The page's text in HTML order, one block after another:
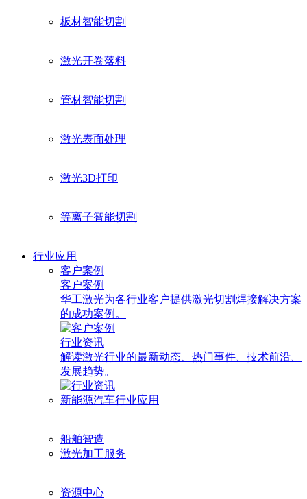
板材智能切割
激光开卷落料
管材智能切割
激光表面处理
激光3D打印
等离子智能切割
行业应用
客户案例
客户案例
华工激光为各行业客户提供激光切割焊接解决方案
的成功案例。
行业资讯
解读激光行业的最新动态、热门事件、技术前沿、
发展趋势。
新能源汽车行业应用
船舶智造
激光加工服务
资源中心